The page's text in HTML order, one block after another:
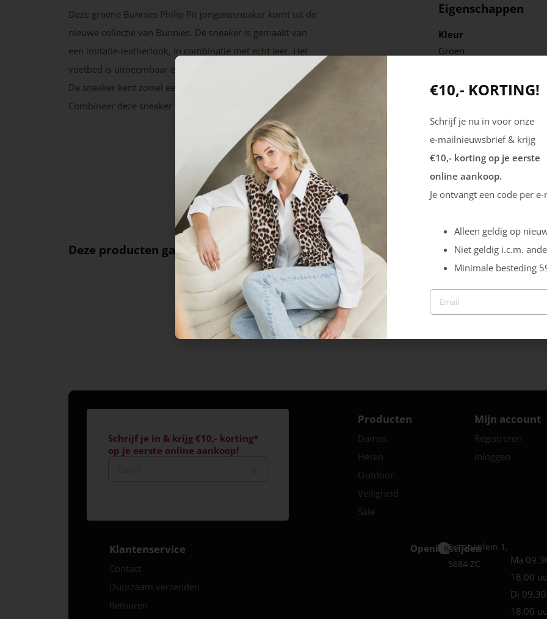
Deze groene Bunnies Philip Pit jongenssneaker komt uit de
nieuwe collectie van Bunnies. De sneaker is gemaakt van
een imitatie-leatherlook, in combinatie met echt leer. Het
voetbed is uitneembaar en heeft een ademend vermogen.
De sneaker kent zowel een veter- als een ritssluiting.
Combineer deze sneaker met een stoere broek!
Eigenschappen
Kleur
Groen
Seizoen
HW2223
Uitneembare zool
Deze producten ga je leuk vinden
Schrijf je in & krijg €10,- korting*
op je eerste online aankoop!
Producten
Dames
Heren
Outdoor
Veiligheid
Sale
Mijn account
Registreren
Inloggen
Klantenservice
Contact
Duurzaam verzenden
Retouren
Openingstijden
Best
Europaplein 1,
5684 ZC
Ma
18.00
Di
18.00
€10,- KORTING!
Schrijf je nu in voor onze
e-mailnieuwsbrief & krijg
€10,- korting op je eerste
online aankoop.
Je ontvangt een code per
Alleen geldig op
Niet geldig i.c.m.
Minimale besteding